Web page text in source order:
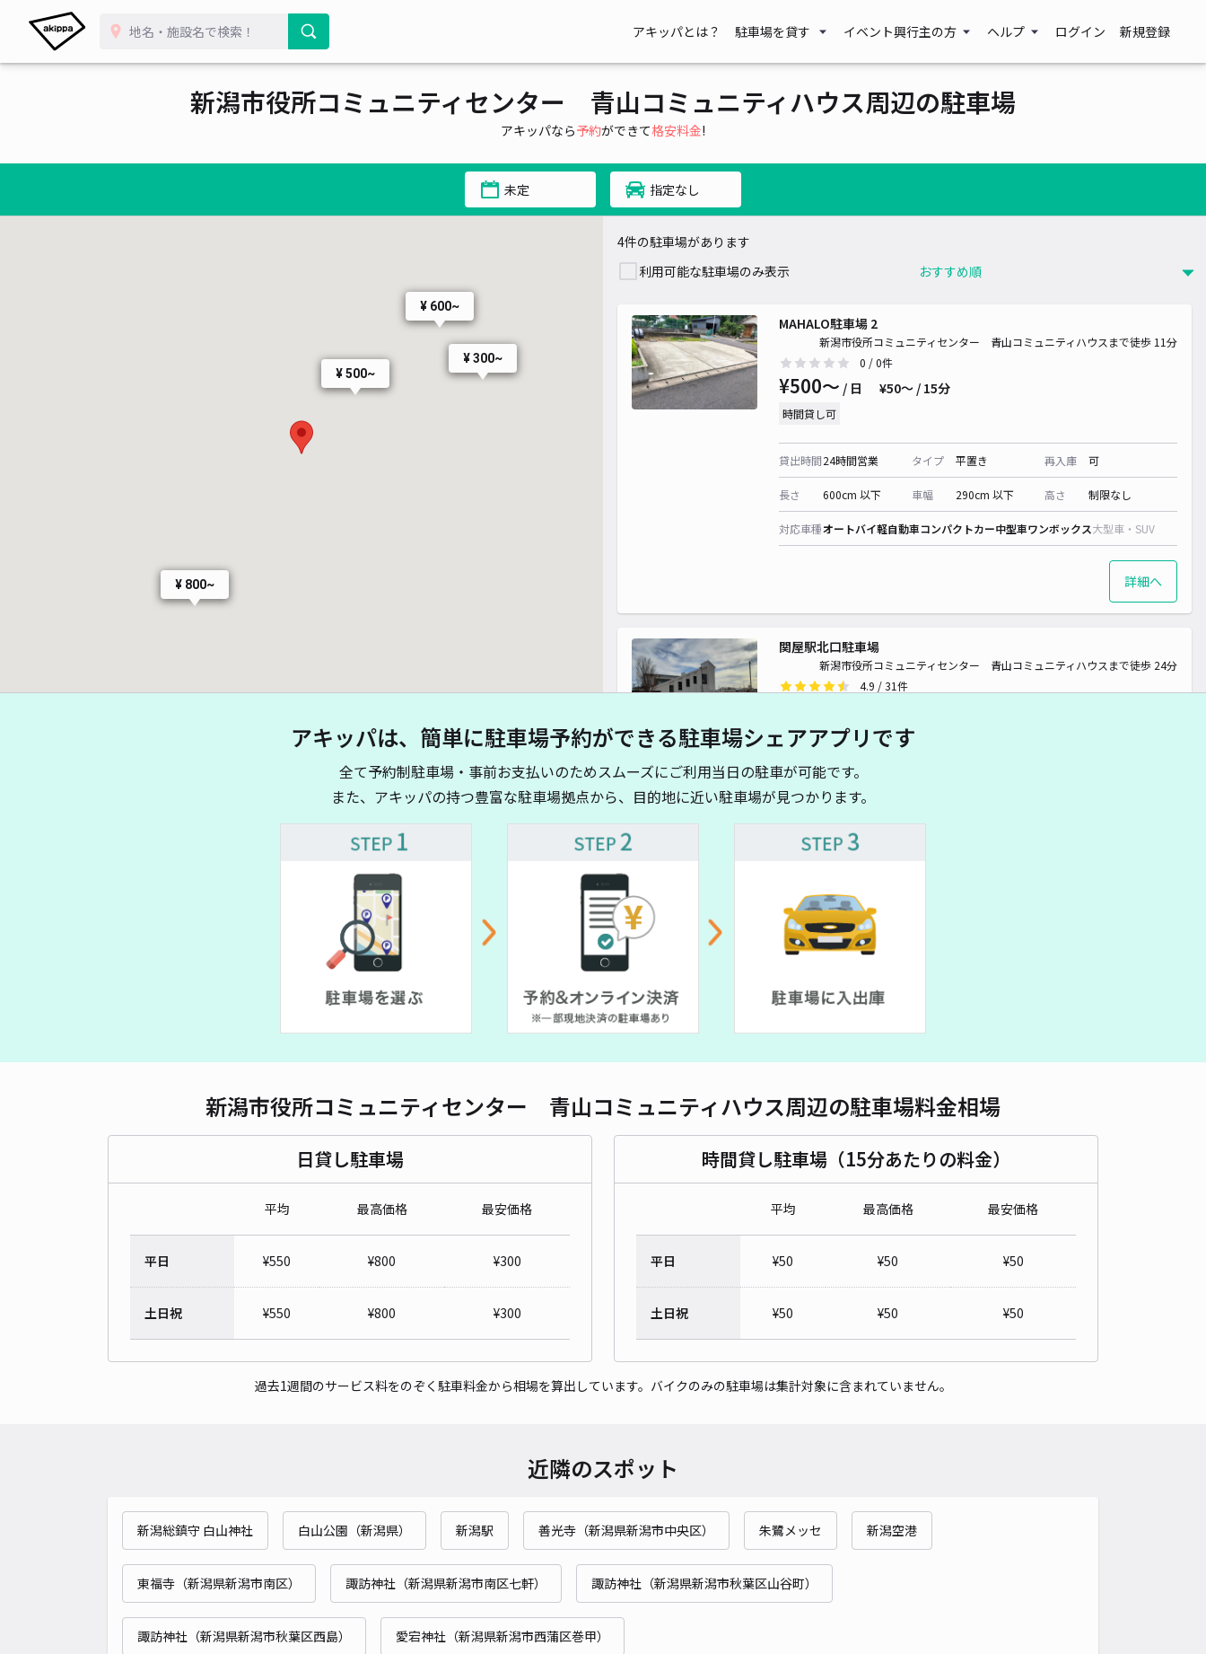
アキッパとは？ 駐車場を貸す イベント興行主の方 ヘルプ ログイン 新規登録
新潟市役所コミュニティセンター 青山コミュニティハウス周辺の駐車場
アキッパなら予約ができて格安料金!
未定 指定なし
¥ 500~
¥ 300~
¥ 600~
¥ 800~
4件の駐車場があります
利用可能な駐車場のみ表示
MAHALO駐車場 2
新潟市役所コミュニティセンター 青山コミュニティハウスまで徒歩 11分
0 / 0件
¥500〜 / 日 ¥50〜 / 15分
時間貸し可
貸出時間24時間営業 タイプ 平置き 再入庫 可
長さ 600cm 以下 車幅 290cm 以下 高さ 制限なし
対応車種オートバイ軽自動車コンパクトカー中型車ワンボックス大型車・SUV
詳細へ
関屋駅北口駐車場
新潟市役所コミュニティセンター 青山コミュニティハウスまで徒歩 24分
4.9 / 31件
貸出時間24時間営業
長さ 470cm 以下
オートバイ
浜浦町1丁目9駐車場
5/ 1件
¥600〜
長さ 500cm 以下 車幅 190cm 以下
対応車種オートバイ軽自動車 コンパクトカー中型車
‐16 アキッパ駐車場
新潟市役所コミュニティセンター 青山コミュニティハウスまで徒歩 27分
アキッパは、簡単に駐車場予約ができる駐車場シェアアプリです
全て予約制駐車場・事前お支払いのためスムーズにご利用当日の駐車が可能です。
また、アキッパの持つ豊富な駐車場拠点から、目的地に近い駐車場が見つかります。
新潟市役所コミュニティセンター 青山コミュニティハウス周辺の駐車場料金相場
日貸し駐車場
平均 最高価格 最安価格
平日 ¥550 ¥800 ¥300
土日祝 ¥550 ¥800 ¥300
時間貸し駐車場（15分あたりの料金）
平均 最高価格 最安価格
平日 ¥50 ¥50 ¥50
土日祝 ¥50 ¥50 ¥50
過去1週間のサービス料をのぞく駐車料金から相場を算出しています。バイクのみの駐車場は集計対象に含まれていません。
近隣のスポット
新潟総鎮守 白山神社 白山公園（新潟県） 新潟駅 善光寺（新潟県新潟市中央区） 朱鷺メッセ 新潟空港
東福寺（新潟県新潟市南区） 諏訪神社（新潟県新潟市南区七軒） 諏訪神社（新潟県新潟市秋葉区山谷町）
諏訪神社（新潟県新潟市秋葉区西島） 愛宕神社（新潟県新潟市西蒲区巻甲）